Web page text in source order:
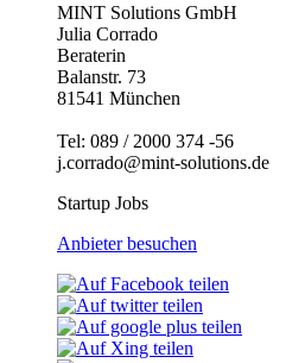
MINT Solutions GmbH
Julia Corrado
Beraterin
Balanstr. 73
81541 München
Tel: 089 / 2000 374 -56
j.corrado@mint-solutions.de
Startup Jobs
Anbieter besuchen